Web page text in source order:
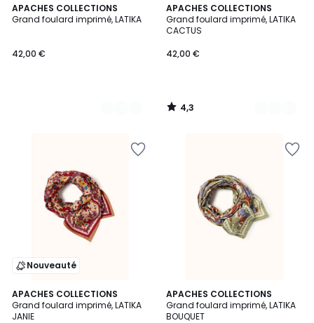
APACHES COLLECTIONS
Grand foulard imprimé, LATIKA
42,00 €
2
Couleurs
APACHES COLLECTIONS
Grand foulard imprimé, LATIKA
CACTUS
42,00 €
4,3
/ 5
2
Couleurs
4,3
/
Nouveauté
APACHES COLLECTIONS
Grand foulard imprimé, LATIKA
JANIE
APACHES COLLECTIONS
Grand foulard imprimé, LATIKA
BOUQUET
2
Couleurs